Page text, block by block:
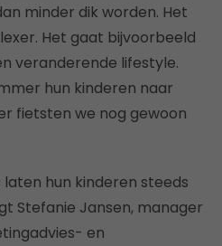
minder dik worden. Het
Het gaat bijvoorbeeld
veranderende lifestyle.
hun kinderen naar
fietsten we nog gewoon
hun kinderen steeds
Stefanie Jansen, manager
en